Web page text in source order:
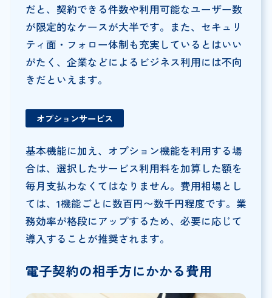
だと、契約できる件数や利用可能なユーザー数
が限定的なケースが大半です。また、セキュリ
ティ面・フォロー体制も充実しているとはいい
がたく、企業などによるビジネス利用には不向
きだといえます。
オプションサービス
基本機能に加え、オプション機能を利用する場
合は、選択したサービス利用料を加算した額を
毎月支払わなくてはなりません。費用相場とし
ては、1機能ごとに数百円〜数千円程度です。業
務効率が格段にアップするため、必要に応じて
導入することが推奨されます。
電子契約の相手方にかかる費用